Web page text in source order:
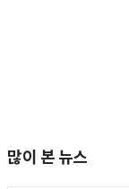
많이 본 뉴스